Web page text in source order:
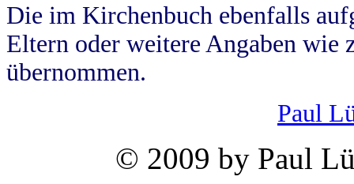
Die im Kirchenbuch ebenfalls
Eltern oder weitere Angaben wie
übernommen.
Paul
© 2009 by Paul